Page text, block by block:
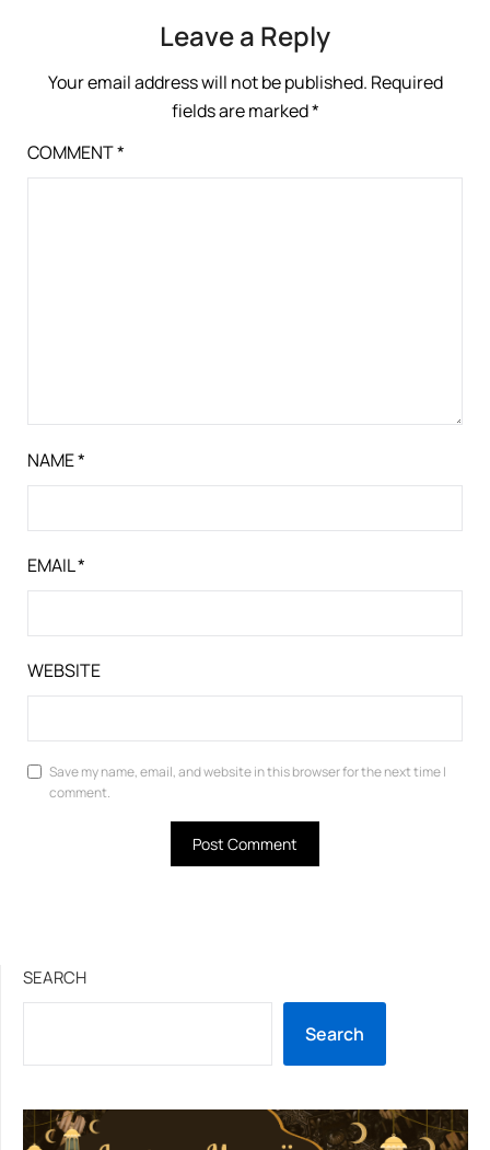
Leave a Reply
Your email address will not be published. Required
fields are marked*
COMMENT*
NAME*
EMAIL*
WEBSITE
Save my name, email, and website in this browser for the next time I
comment.
SEARCH
Search